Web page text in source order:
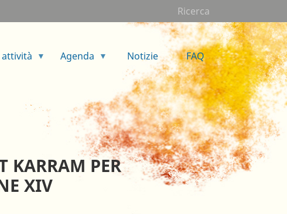
Ricerca
attività Agenda Notizie FAQ
KARRAM PER
XIV